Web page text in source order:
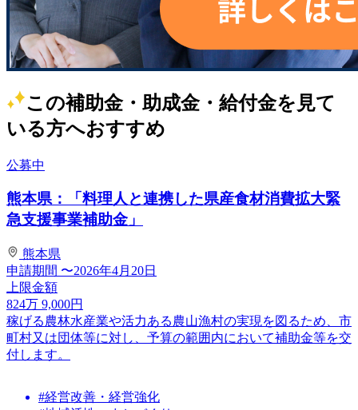
この補助金・助成金・給付金を見て
いる方へおすすめ
公募中
熊本県：「料理人と連携した県産食材消費拡大緊
急支援事業補助金」
熊本県
申請期間 〜2026年4月20日
上限金額
824万 9,000円
稼げる農林水産業や活力ある農山漁村の実現を図るため、市
町村又は団体等に対し、予算の範囲内において補助金等を交
付します。
#経営改善・経営強化